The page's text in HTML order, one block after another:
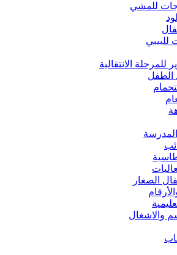
للمشي
للبيبي
للمرحلة الانتقالية
الطفل
المدرسة
الصغار
والاشغال